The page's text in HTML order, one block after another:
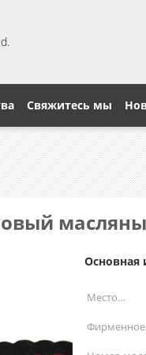
Свяжитесь мы
Место
Фирменное